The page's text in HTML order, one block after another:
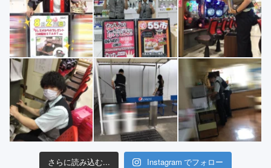
さらに読み込む... Instagram でフォロー